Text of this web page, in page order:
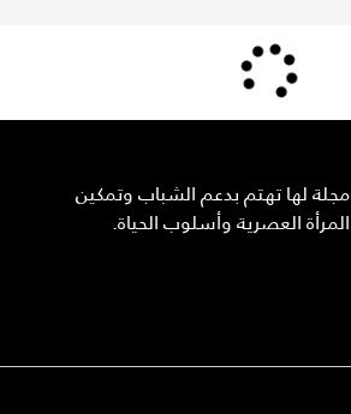
مجلة لها تهتم بدعم الشباب وتمكين
المرأة العصرية وأسلوب الحياة.